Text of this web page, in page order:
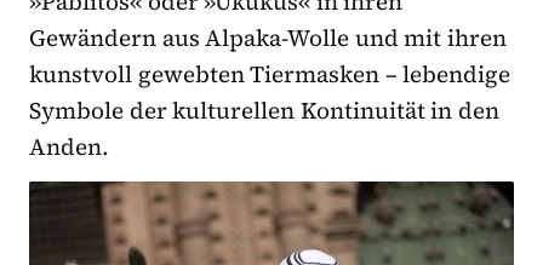
Gewändern aus Alpaka-Wolle und mit ihren
kunstvoll gewebten Tiermasken – lebendige
Symbole der kulturellen Kontinuität in den
Anden.